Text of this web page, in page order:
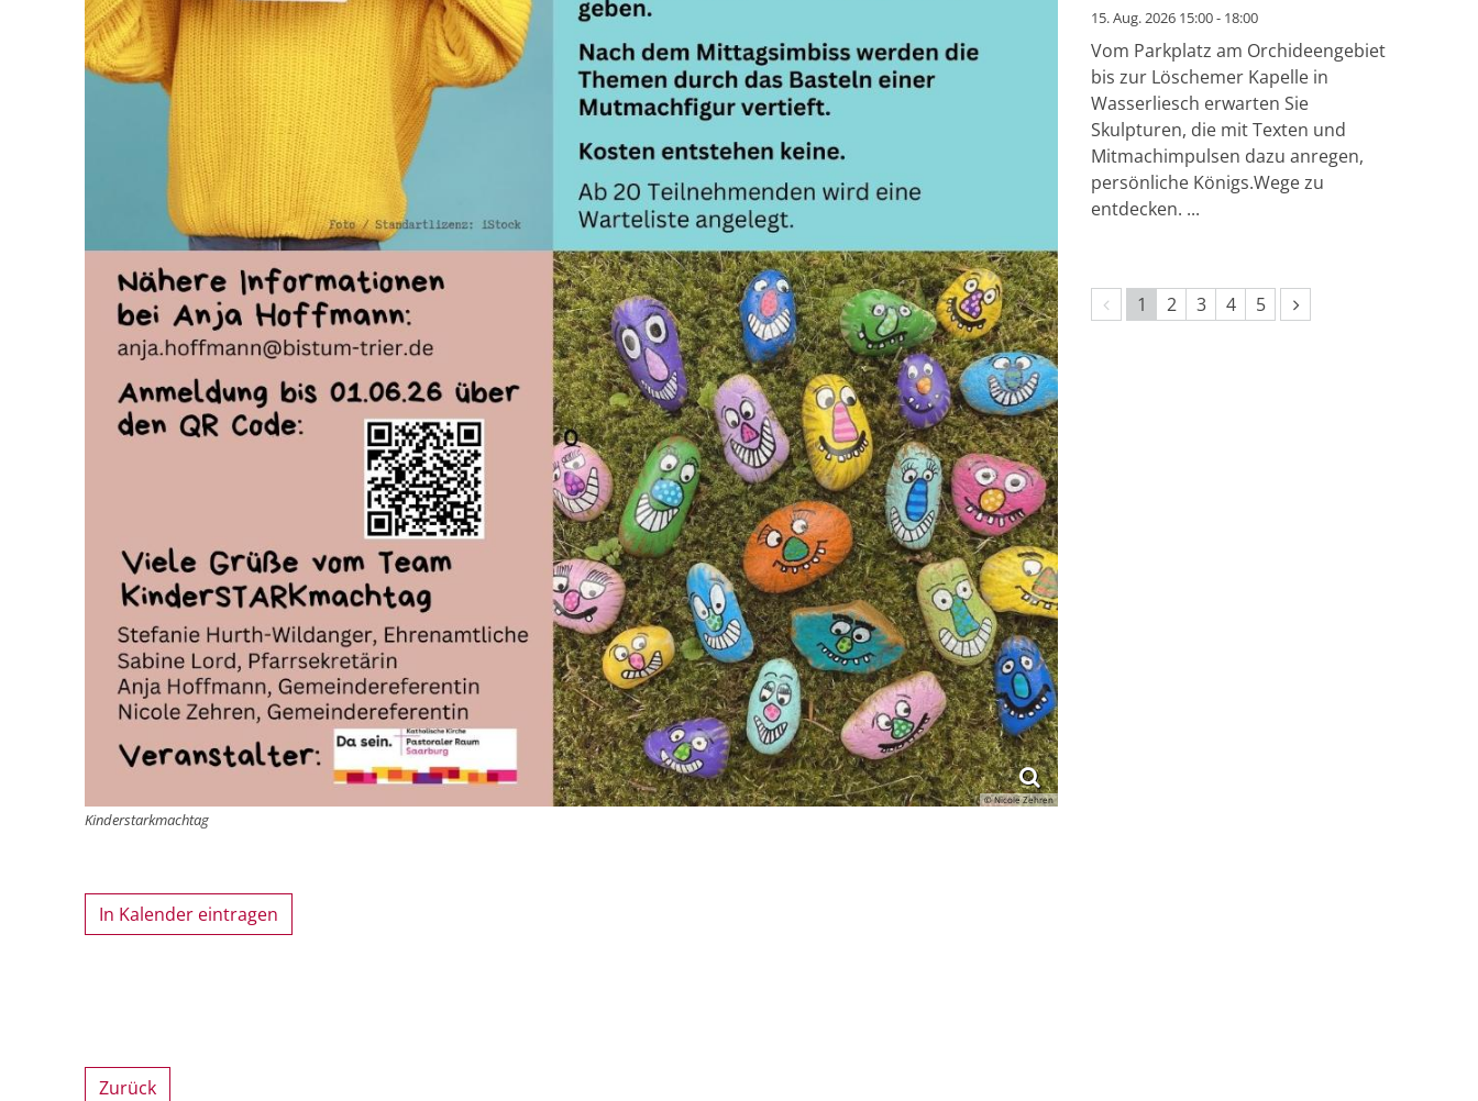
© Nicole Zehren
Kinderstarkmachtag
In Kalender eintragen
15. Aug. 2026 15:00 - 18:00
Vom Parkplatz am Orchideengebiet
bis zur Löschemer Kapelle in
Wasserliesch erwarten Sie
Skulpturen, die mit Texten und
Mitmachimpulsen dazu anregen,
persönliche Königs.Wege zu
entdecken. ...
Vorherige Seite
1 2 3 4 5 Nächste Seite
Zurück